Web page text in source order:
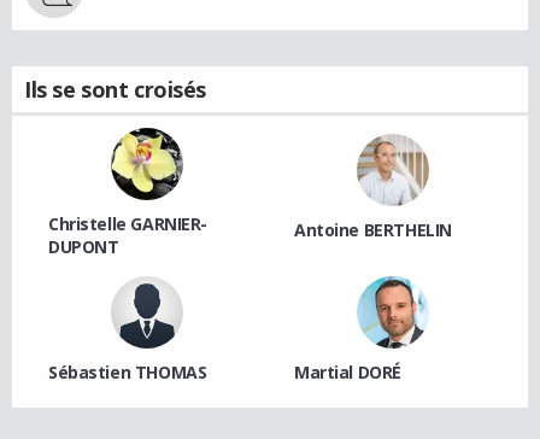
Ils se sont croisés
Christelle GARNIER-
DUPONT
Antoine BERTHELIN
Sébastien THOMAS Martial DORÉ